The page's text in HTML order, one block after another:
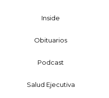
Inside
Obituarios
Podcast
Salud Ejecutiva